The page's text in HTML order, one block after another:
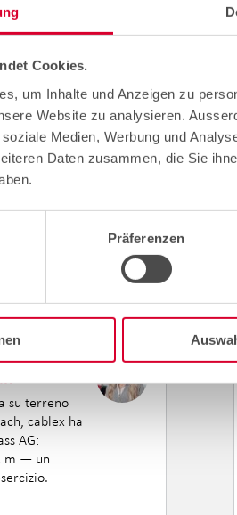
Cookies.
um Inhalte und Anzeigen zu
Website zu analysieren.
Medien, Werbung und
Daten zusammen, die Sie
Präferenzen
utilizzare l'infrastruttura
AG:
su terreno
cablex ha
AG:
m — un